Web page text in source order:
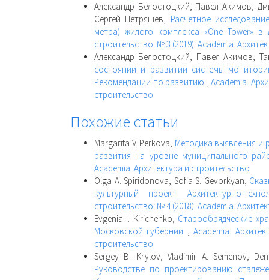
Александр Белостоцкий, Павел Акимов,
Сергей Петряшев, Расчетное
метра) жилого комплекса «One Tower» в
строительство: № 3 (2019): Academia.
Александр Белостоцкий, Павел Акимов,
состоянии и развитии системы
Рекомендации по развитию , Academia.
строительство
Похожие статьи
Margarita V. Perkova, Методика выявления и
развития на уровне муниципального
Academia. Архитектура и строительство
Olga A. Spiridonova, Sofia S. Gevorkyan,
культурный проект. Архитектурно-
строительство: № 4 (2018): Academia.
Evgenia I. Kirichenko, Старообрядческие
Московской губернии
,Academia.
строительство
Sergey B. Krylov, Vladimir A. Semenov,
Руководстве по проектированию